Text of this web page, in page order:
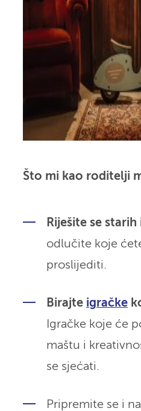
Što mi kao roditelji
Riješite se starih
odlučite koje
proslijediti.
Birajte igračke
Igračke koje će
maštu i
se sjećati.
Pripremite se i